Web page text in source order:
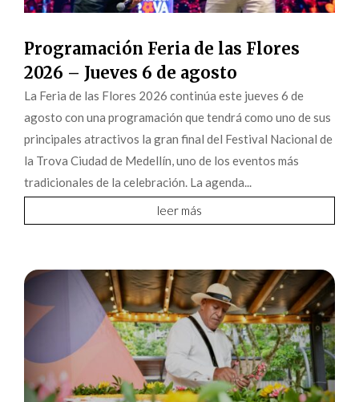
Programación Feria de las Flores
2026 – Jueves 6 de agosto
La Feria de las Flores 2026 continúa este jueves 6 de
agosto con una programación que tendrá como uno de sus
principales atractivos la gran final del Festival Nacional de
la Trova Ciudad de Medellín, uno de los eventos más
tradicionales de la celebración. La agenda...
leer más